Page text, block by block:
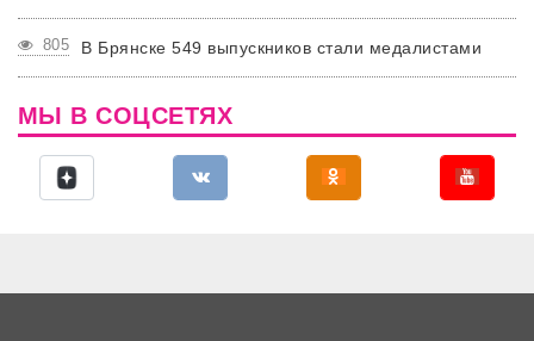
805 В Брянске 549 выпускников стали медалистами
МЫ В СОЦСЕТЯХ